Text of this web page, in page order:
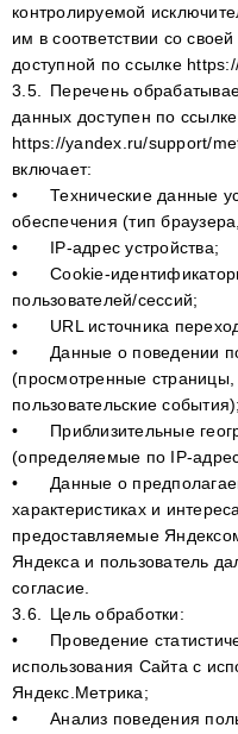
контролируемой
им в соответствии со
доступной по ссылке
3.5.
Перечень
данных доступен по ссылке
https://yandex.ru/support/
включает:
•
Технические данные
обеспечения (тип
•
IP-адрес устройства;
•
Cookie-
пользователей/сессий;
•
URL источника
•
Данные о поведении
(просмотренные страницы,
пользовательские события);
•
Приблизительные
(определяемые по IP-
•
Данные о
характеристиках и
предоставляемые
Яндекса и пользователь
согласие.
3.6.
Цель обработки:
•
Проведение
использования Сайта с
Яндекс.Метрика;
•
Анализ поведения